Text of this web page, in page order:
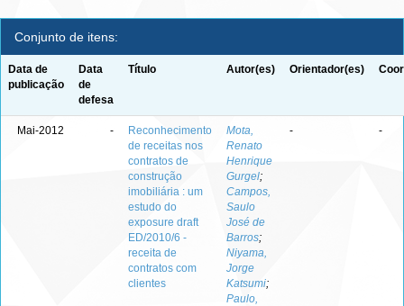
Conjunto de itens:
Data de
publicação
Data
de
defesa
Título Autor(es) Orientador(es)
Mai-2012 -
Reconhecimento
de receitas nos
contratos de
construção
imobiliária : um
estudo do
exposure draft
ED/2010/6 -
receita de
contratos com
clientes
Mota,
Renato
Henrique
Gurgel;
Campos,
Saulo
José de
Barros;
Niyama,
Jorge
Katsumi;
Paulo,
- -